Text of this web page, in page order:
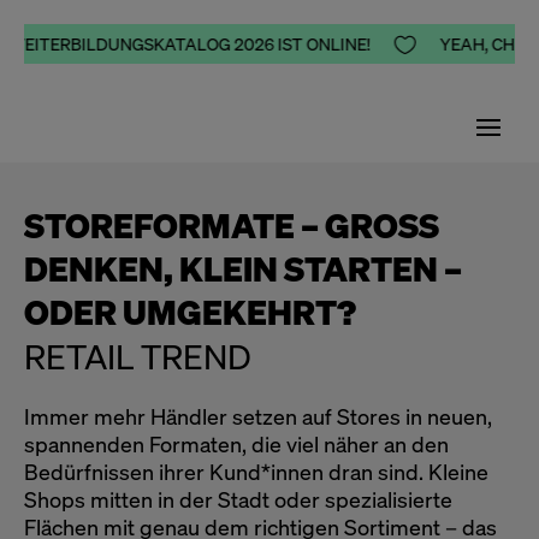
2026 IST ONLINE!  YEAH,
STOREFORMATE – GROSS D
ENKEN, KLEIN STARTEN – O
DER UMGEKEHRT?
RETAIL TREND
Immer mehr Händler setzen auf Stores in neuen,
spannenden Formaten, die viel näher an den
Bedürfnissen ihrer Kund*innen dran sind. Kleine
Shops mitten in der Stadt oder spezialisierte
Flächen mit genau dem richtigen Sortiment – das